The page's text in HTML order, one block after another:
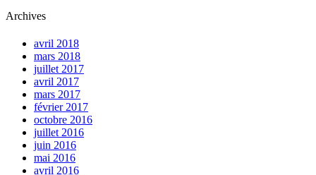
Archives
avril 2018
mars 2018
juillet 2017
avril 2017
mars 2017
février 2017
octobre 2016
juillet 2016
juin 2016
mai 2016
avril 2016